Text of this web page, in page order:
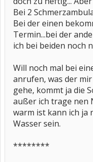
Bei 2
Bei der einen
Termin...bei der
ich bei beiden noch
Will noch mal bei
anrufen, was der
gehe, kommt ja die
außer ich trage nen
warm ist kann ich ja
Wasser sein.
********